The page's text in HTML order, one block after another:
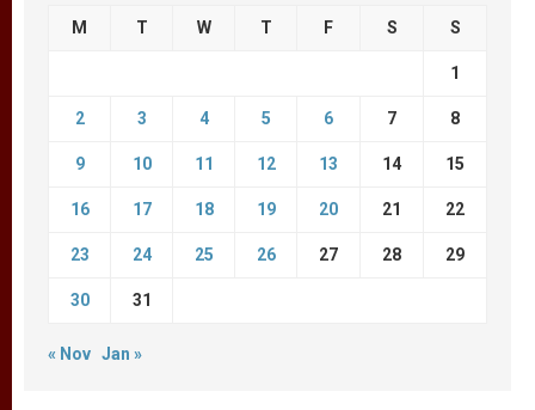
M T W T F S S
1
2 3 4 5 6 7 8
9 10 11 12 13 14 15
16 17 18 19 20 21 22
23 24 25 26 27 28 29
30 31
« Nov Jan »